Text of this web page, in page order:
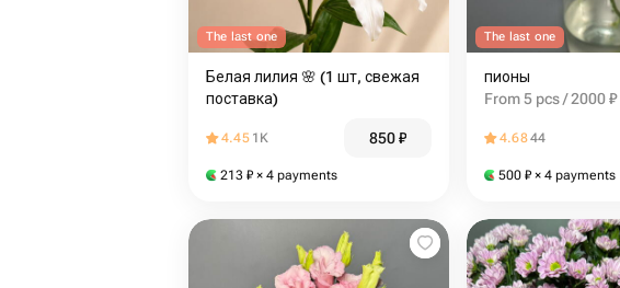
The last one
Белая лилия 🌸 (1 шт, свежая
поставка)
4.45 1K 850₽
213 ₽ × 4 payments
The last one
пионы
From 5 pcs / 2000 ₽
4.6844
500 ₽ × 4 payments